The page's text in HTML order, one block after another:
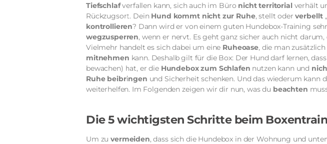
Tiefschlafverfallen kann, sich auch im Büro nicht territorialverhält
Rückzugsort. Dein Hund kommt nicht zur Ruhe, stellt oderverbellt
kontrollieren? Dann wird er von einem guten Hundebox-Training sehr
wegzusperren, wenn er nervt. Es geht ganz sicher auch nicht darum,
Vielmehr handelt es sich dabei um eine Ruheoase, die man
mitnehmen kann. Deshalb gilt für die Box: Der Hund darf lernen,
bewachen) hat, er die Hundebox zum Schlafen nutzen kann und
Ruhe beibringen und Sicherheit schenken. Und das wiederum kann
weiterhelfen. Im Folgenden zeigen wir dir nun, was du beachten
Die 5 wichtigsten Schritte beim
Um zuvermeiden, dass sich die Hundebox in der Wohnung und